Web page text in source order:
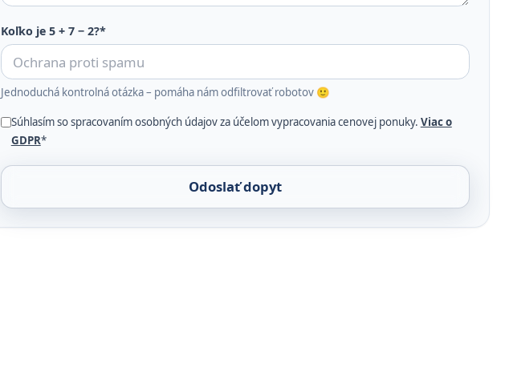
Koľko je 5 + 7 − 2?*
Jednoduchá kontrolná otázka – pomáha nám odfiltrovať robotov 🙂
Súhlasím so spracovaním osobných údajov za účelom vypracovania cenovej ponuky. Viac o
GDPR*
Odoslať dopyt